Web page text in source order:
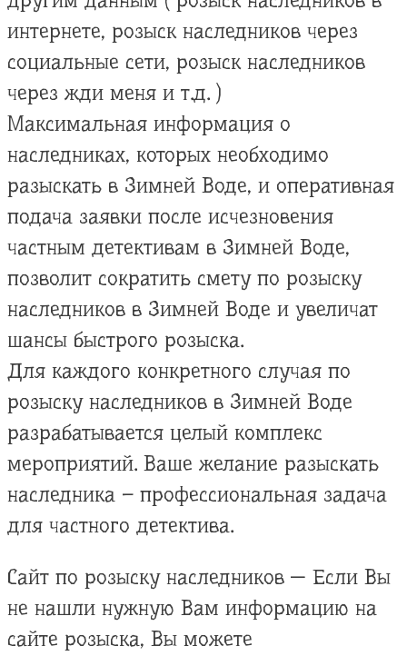
интернете, розыск наследников через
социальные сети, розыск наследников
через жди меня и т.д. )
Максимальная информация о
наследниках, которых необходимо
разыскать в Зимней Воде, и оперативная
подача заявки после исчезновения
частным детективам в Зимней Воде,
позволит сократить смету по розыску
наследников в Зимней Воде и увеличат
шансы быстрого розыска.
Для каждого конкретного случая по
розыску наследников в Зимней Воде
разрабатывается целый комплекс
мероприятий. Ваше желание разыскать
наследника – профессиональная задача
для частного детектива.
Сайт по розыску наследников — Если Вы
не нашли нужную Вам информацию на
сайте розыска, Вы можете